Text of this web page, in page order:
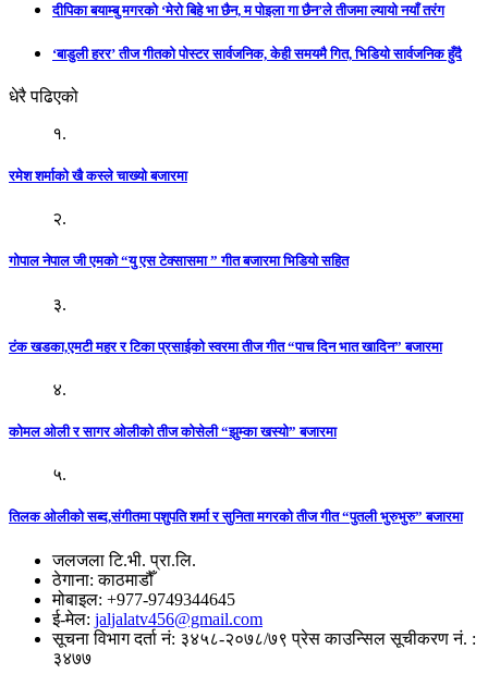
दीपिका बयाम्बु मगरको ‘मेरो बिहे भा छैन, म पोइला गा छैन’ले तीजमा ल्यायो नयाँ तरंग
‘बाडुली हरर’ तीज गीतको पोस्टर सार्वजनिक, केही समयमै गित, भिडियो सार्वजनिक हुँदै
धेरै पढिएको
१.
रमेश शर्माको खै कस्ले चाख्यो बजारमा
२.
गोपाल नेपाल जी एमको “यु एस टेक्सासमा ” गीत बजारमा भिडियो सहित
३.
टंक खडका,एमटी महर र टिका प्रसाईको स्वरमा तीज गीत “पाच दिन भात खादिन” बजारमा
४.
कोमल ओली र सागर ओलीको तीज कोसेली “झुम्का खस्यो” बजारमा
५.
तिलक ओलीको सब्द,संगीतमा पशुपति शर्मा र सुनिता मगरको तीज गीत “पुतली भुरुभुरु” बजारमा
जलजला टि.भी. प्रा.लि.
ठेगाना: काठमाडौँ
मोबाइल: +977-9749344645
ई-मेल: jaljalatv456@gmail.com
सूचना विभाग दर्ता नं: ३४५८-२०७८/७९ प्रेस काउन्सिल सूचीकरण नं. :
३४७७